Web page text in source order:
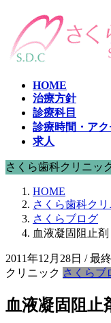
テ
ン
ゲ
ー
HOME
治療方針
診療科目
診療時間・アク
求人
さくら歯科クリニッ
HOME
さくら歯科ク
さくらブログ
血液凝固阻止剤
2011年12月28日 / 最
クリニック さくらブ
血液凝固阻止